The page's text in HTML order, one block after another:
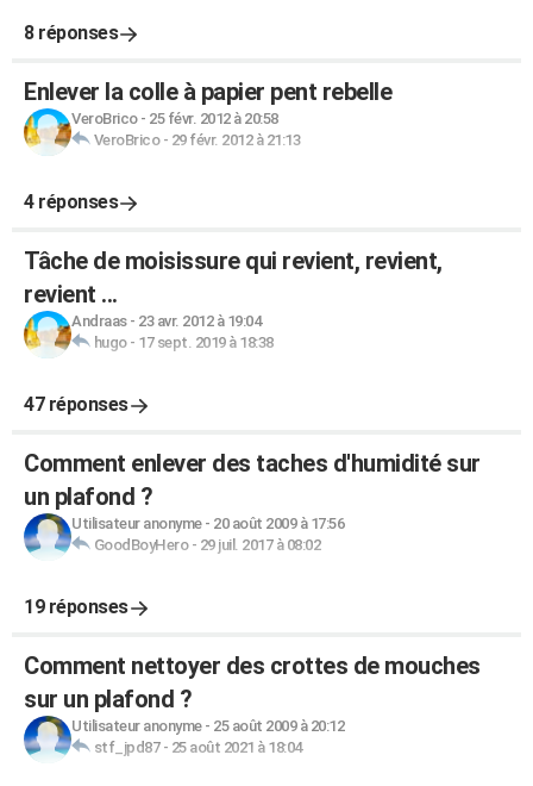
8 réponses
Enlever la colle à papier pent rebelle
VeroBrico- 25 févr. 2012 à 20:58
VeroBrico- 29 févr. 2012 à 21:13
4 réponses
Tâche de moisissure qui revient, revient,
revient ...
Andraas- 23 avr. 2012 à 19:04
hugo- 17 sept. 2019 à 18:38
47 réponses
Comment enlever des taches d'humidité sur
un plafond ?
Utilisateur anonyme- 20 août 2009 à 17:56
GoodBoyHero- 29 juil. 2017 à 08:02
19 réponses
Comment nettoyer des crottes de mouches
sur un plafond ?
Utilisateur anonyme- 25 août 2009 à 20:12
stf_jpd87- 25 août 2021 à 18:04